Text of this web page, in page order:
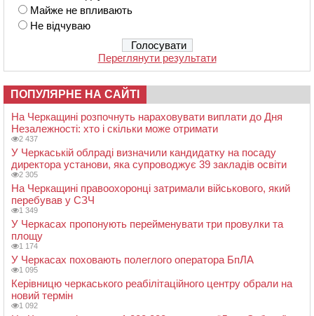
Майже не впливають
Не відчуваю
Переглянути результати
ПОПУЛЯРНЕ НА САЙТІ
На Черкащині розпочнуть нараховувати виплати до Дня
Незалежності: хто і скільки може отримати
2 437
У Черкаській облраді визначили кандидатку на посаду
директора установи, яка супроводжує 39 закладів освіти
2 305
На Черкащині правоохоронці затримали військового, який
перебував у СЗЧ
1 349
У Черкасах пропонують перейменувати три провулки та
площу
1 174
У Черкасах поховають полеглого оператора БпЛА
1 095
Керівницю черкаського реабілітаційного центру обрали на
новий термін
1 092